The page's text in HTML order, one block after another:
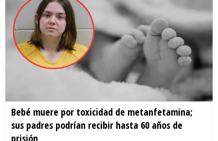
Bebé muere por toxicidad de metanfetamina;
sus padres podrían recibir hasta 60 años de
prisión